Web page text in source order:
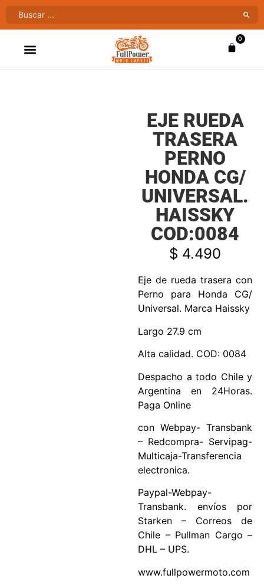
0
EJE RUEDA
TRASERA
PERNO
HONDA CG/
UNIVERSAL.
HAISSKY
COD:0084
$ 4.490
Eje de rueda trasera con
Perno para Honda CG/
Universal. Marca Haissky
Largo 27.9 cm
Alta calidad. COD: 0084
Despacho a todo Chile y
Argentina en 24Horas.
Paga Online
con Webpay- Transbank
– Redcompra- Servipag-
Multicaja-Transferencia
electronica.
Paypal-Webpay-
Transbank. envíos por
Starken – Correos de
Chile – Pullman Cargo –
DHL – UPS.
www.fullpowermoto.com